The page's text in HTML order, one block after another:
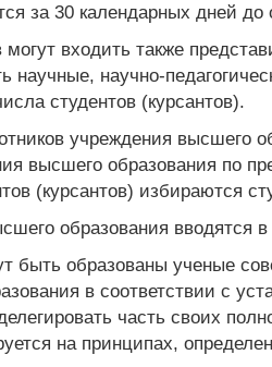
за 30 календарных дней
входить также
научные, научно-
студентов (курсантов).
учреждения высшего
высшего образования по
(курсантов) избираются
образования
быть образованы ученые
в соответствии с
часть своих
на принципах,